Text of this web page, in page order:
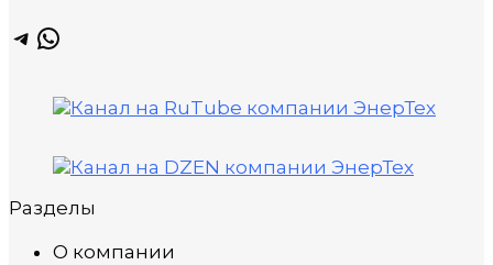
Telegram
WhatsApp
Разделы
О компании